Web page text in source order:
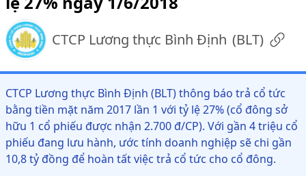
CTCP Lương thực Bình Định (BLT)
CTCP Lương thực Bình Định (BLT) thông báo trả cổ tức
bằng tiền mặt năm 2017 lần 1 với tỷ lệ 27% (cổ đông sở
hữu 1 cổ phiếu được nhận 2.700 đ/CP). Với gần 4 triệu cổ
phiếu đang lưu hành, ước tính doanh nghiệp sẽ chi gần
10,8 tỷ đồng để hoàn tất việc trả cổ tức cho cổ đông.